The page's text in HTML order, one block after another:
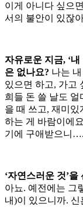
이게 아니다 싶으
서의 불안이 있잖
자유로운 지금, ‘
은 없나요? 나는
있으면 하고, 가고
희들 돈 쓸 날도 얼
을 때 쓰고, 재미있
하는 게 바람이에
기에 구애받으니
‘자연스러운 것’
아뇨. 예전에는 그
내)이 있으니까.